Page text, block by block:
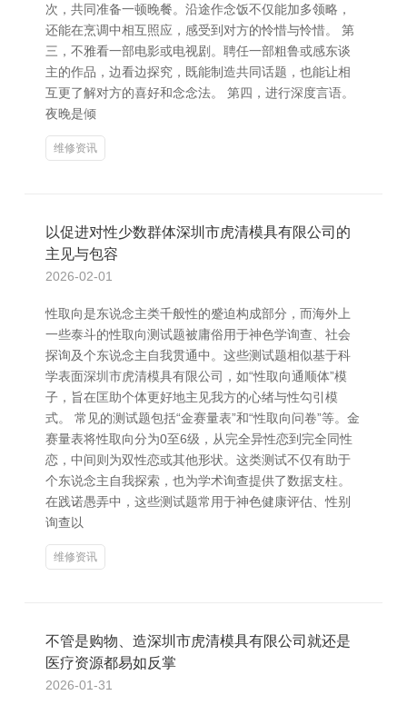
次，共同准备一顿晚餐。沿途作念饭不仅能加多领略，
还能在烹调中相互照应，感受到对方的怜惜与怜惜。 第
三，不雅看一部电影或电视剧。聘任一部粗鲁或感东谈
主的作品，边看边探究，既能制造共同话题，也能让相
互更了解对方的喜好和念念法。 第四，进行深度言语。
夜晚是倾
维修资讯
以促进对性少数群体深圳市虎清模具有限公司的
主见与包容
2026-02-01
性取向是东说念主类千般性的蹙迫构成部分，而海外上
一些泰斗的性取向测试题被庸俗用于神色学询查、社会
探询及个东说念主自我贯通中。这些测试题相似基于科
学表面深圳市虎清模具有限公司，如“性取向通顺体”模
子，旨在匡助个体更好地主见我方的心绪与性勾引模
式。 常见的测试题包括“金赛量表”和“性取向问卷”等。金
赛量表将性取向分为0至6级，从完全异性恋到完全同性
恋，中间则为双性恋或其他形状。这类测试不仅有助于
个东说念主自我探索，也为学术询查提供了数据支柱。
在践诺愚弄中，这些测试题常用于神色健康评估、性别
询查以
维修资讯
不管是购物、造深圳市虎清模具有限公司就还是
医疗资源都易如反掌
2026-01-31